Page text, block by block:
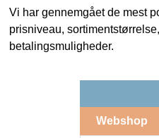
Vi har gennemgået de mest
prisniveau,
betalingsmuligheder.
Webshop